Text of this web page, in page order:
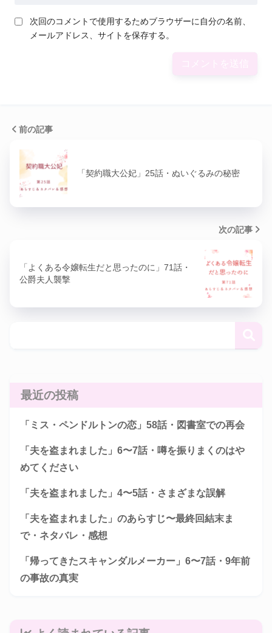
次回のコメントで使用するためブラウザーに自分の名前、
メールアドレス、サイトを保存する。
前の記事
「契約職大公妃」25話・ぬいぐるみの秘密
次の記事
「よくある令嬢転生だと思ったのに」71話・
公爵夫人襲撃
最近の投稿
「ミス・ペンドルトンの恋」58話・図書室での再会
「夫を盗まれました」6〜7話・噂を振りまくのはや
めてください
「夫を盗まれました」4〜5話・さまざまな誤解
「夫を盗まれました」のあらすじ〜最終回結末ま
で・ネタバレ・感想
「帰ってきたスキャンダルメーカー」6〜7話・9年前
の事故の真実